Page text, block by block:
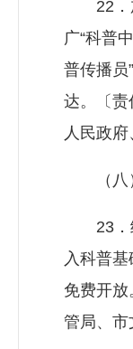
22．加
广“科普
普传播员
达。〔责
人民政府
（八）
23．统
入科普
免费开
管局、市